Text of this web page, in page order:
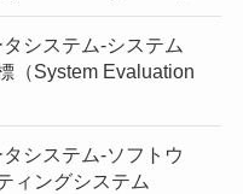
システム-システム
（System Evaluation
システム-ソフトウ
ィングシステム